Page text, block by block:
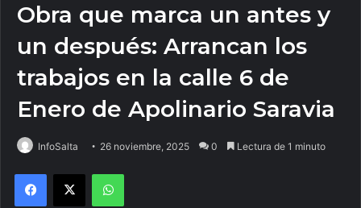
Obra que marca un antes y
un después: Arrancan los
trabajos en la calle 6 de
Enero de Apolinario Saravia
InfoSalta 26 noviembre, 2025 0 Lectura de 1 minuto
Facebook
X WhatsApp